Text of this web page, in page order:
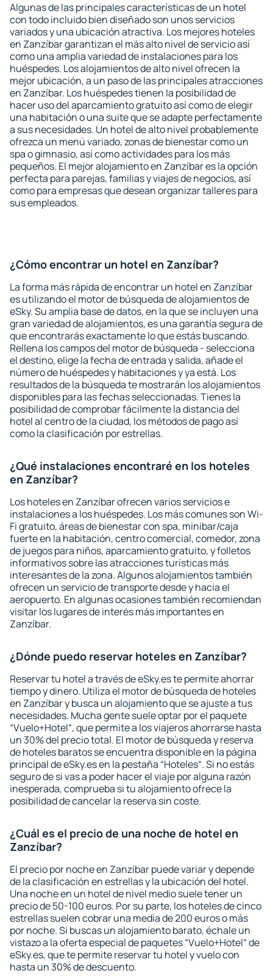
Algunas de las principales características de un hotel
con todo incluido bien diseñado son unos servicios
variados y una ubicación atractiva. Los mejores hoteles
en Zanzíbar garantizan el más alto nivel de servicio así
como una amplia variedad de instalaciones para los
huéspedes. Los alojamientos de alto nivel ofrecen la
mejor ubicación, a un paso de las principales atracciones
en Zanzíbar. Los huéspedes tienen la posibilidad de
hacer uso del aparcamiento gratuito así como de elegir
una habitación o una suite que se adapte perfectamente
a sus necesidades. Un hotel de alto nivel probablemente
ofrezca un menú variado, zonas de bienestar como un
spa o gimnasio, así como actividades para los más
pequeños. El mejor alojamiento en Zanzíbar es la opción
perfecta para parejas, familias y viajes de negocios, así
como para empresas que desean organizar talleres para
sus empleados.
¿Cómo encontrar un hotel en Zanzíbar?
La forma más rápida de encontrar un hotel en Zanzíbar
es utilizando el motor de búsqueda de alojamientos de
eSky. Su amplia base de datos, en la que se incluyen una
gran variedad de alojamientos, es una garantía segura de
que encontrarás exactamente lo que estás buscando.
Rellena los campos del motor de búsqueda - selecciona
el destino, elige la fecha de entrada y salida, añade el
número de huéspedes y habitaciones y ya está. Los
resultados de la búsqueda te mostrarán los alojamientos
disponibles para las fechas seleccionadas. Tienes la
posibilidad de comprobar fácilmente la distancia del
hotel al centro de la ciudad, los métodos de pago así
como la clasificación por estrellas.
¿Qué instalaciones encontraré en los hoteles
en Zanzíbar?
Los hoteles en Zanzíbar ofrecen varios servicios e
instalaciones a los huéspedes. Los más comunes son Wi-
Fi gratuito, áreas de bienestar con spa, minibar/caja
fuerte en la habitación, centro comercial, comedor, zona
de juegos para niños, aparcamiento gratuito, y folletos
informativos sobre las atracciones turísticas más
interesantes de la zona. Algunos alojamientos también
ofrecen un servicio de transporte desde y hacia el
aeropuerto. En algunas ocasiones también recomiendan
visitar los lugares de interés más importantes en
Zanzíbar.
¿Dónde puedo reservar hoteles en Zanzíbar?
Reservar tu hotel a través de eSky.es te permite ahorrar
tiempo y dinero. Utiliza el motor de búsqueda de hoteles
en Zanzíbar y busca un alojamiento que se ajuste a tus
necesidades. Mucha gente suele optar por el paquete
“Vuelo+Hotel“, que permite a los viajeros ahorrarse hasta
un 30% del precio total. El motor de búsqueda y reserva
de hoteles baratos se encuentra disponible en la página
principal de eSky.es en la pestaña “Hoteles“. Si no estás
seguro de si vas a poder hacer el viaje por alguna razón
inesperada, comprueba si tu alojamiento ofrece la
posibilidad de cancelar la reserva sin coste.
¿Cuál es el precio de una noche de hotel en
Zanzíbar?
El precio por noche en Zanzíbar puede variar y depende
de la clasificación en estrellas y la ubicación del hotel.
Una noche en un hotel de nivel medio suele tener un
precio de 50-100 euros. Por su parte, los hoteles de cinco
estrellas suelen cobrar una media de 200 euros o más
por noche. Si buscas un alojamiento barato, échale un
vistazo a la oferta especial de paquetes “Vuelo+Hotel“ de
eSky.es, que te permite reservar tu hotel y vuelo con
hasta un 30% de descuento.